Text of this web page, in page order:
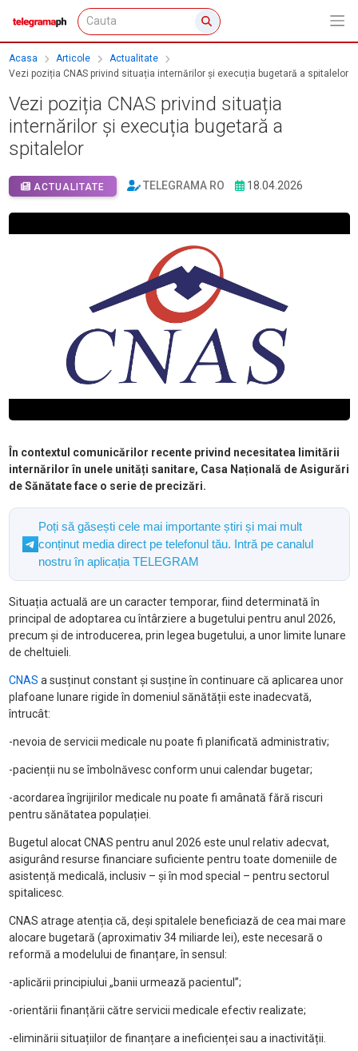
Acasa Articole
Actualitate
Vezi poziția CNAS privind situația internărilor și execuția bugetară a spitalelor
Vezi poziția CNAS privind situația
internărilor și execuția bugetară a
spitalelor
ACTUALITATE TELEGRAMA RO 18.04.2026
În contextul comunicărilor recente privind necesitatea limitării
internărilor în unele unități sanitare, Casa Națională de Asigurări
de Sănătate face o serie de precizări.
Poți să găsești cele mai importante știri și mai mult
conținut media direct pe telefonul tău. Intră pe canalul
nostru în aplicația TELEGRAM
Situația actuală are un caracter temporar, fiind determinată în
principal de adoptarea cu întârziere a bugetului pentru anul 2026,
precum și de introducerea, prin legea bugetului, a unor limite lunare
de cheltuieli.
CNAS a susținut constant și susține în continuare că aplicarea unor
plafoane lunare rigide în domeniul sănătății este inadecvată,
întrucât:
-nevoia de servicii medicale nu poate fi planificată administrativ;
-pacienții nu se îmbolnăvesc conform unui calendar bugetar;
-acordarea îngrijirilor medicale nu poate fi amânată fără riscuri
pentru sănătatea populației.
Bugetul alocat CNAS pentru anul 2026 este unul relativ adecvat,
asigurând resurse financiare suficiente pentru toate domeniile de
asistență medicală, inclusiv – și în mod special – pentru sectorul
spitalicesc.
CNAS atrage atenția că, deși spitalele beneficiază de cea mai mare
alocare bugetară (aproximativ 34 miliarde lei), este necesară o
reformă a modelului de finanțare, în sensul:
-aplicării principiului „banii urmează pacientul”;
-orientării finanțării către servicii medicale efectiv realizate;
-eliminării situațiilor de finanțare a ineficienței sau a inactivității.